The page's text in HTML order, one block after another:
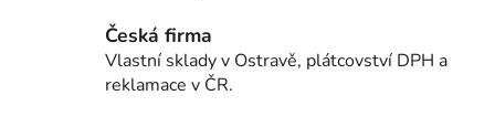
Česká firma
Vlastní sklady v Ostravě, plátcovství DPH a
reklamace v ČR.